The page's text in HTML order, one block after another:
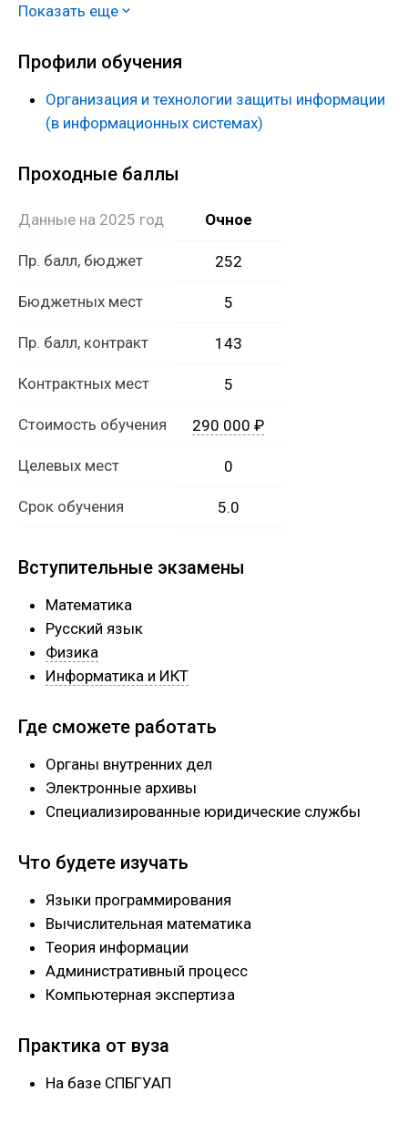
эксплуатации информационных технологий в
Показать еще
Профили обучения
Организация и технологии защиты информации
(в информационных системах)
Проходные баллы
Данные на 2025 год Очное
Пр. балл, бюджет 252
Бюджетных мест 5
Пр. балл, контракт 143
Контрактных мест 5
Стоимость обучения 290 000 ₽
Целевых мест 0
Срок обучения 5.0
Вступительные экзамены
Математика
Русский язык
Физика
Информатика и ИКТ
Где сможете работать
Органы внутренних дел
Электронные архивы
Специализированные юридические службы
Что будете изучать
Языки программирования
Вычислительная математика
Теория информации
Административный процесс
Компьютерная экспертиза
Практика от вуза
На базе СПБГУАП